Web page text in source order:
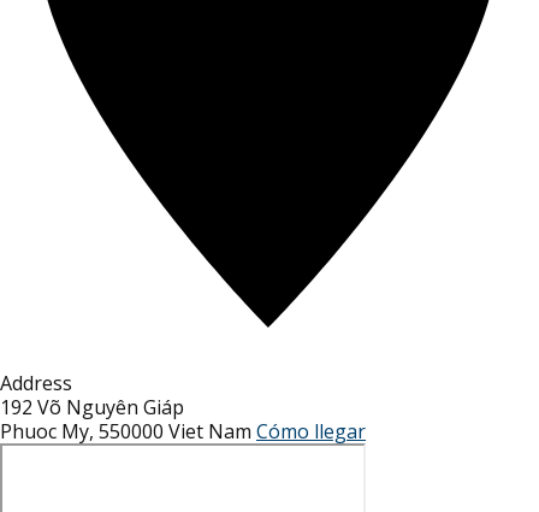
Address
192 Võ Nguyên Giáp
Phuoc My, 550000 Viet Nam Cómo llegar